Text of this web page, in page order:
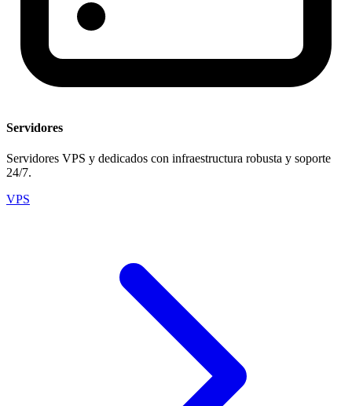
Servidores
Servidores VPS y dedicados con infraestructura robusta y soporte
24/7.
VPS